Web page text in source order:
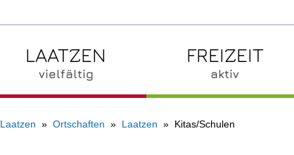
LAATZEN
vielfältig
FREIZEIT
aktiv
Laatzen Ortschaften Laatzen Kitas/Schulen